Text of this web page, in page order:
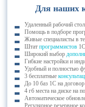
Для наших
Удаленный рабочий
Помощь в подборе
Живые специалисты в
Штат программистов 1С
Широкий выбор
Гибкие настройки и
Удобный и полностью
3 бесплатные
До 10 баз 1С на
4 гб места на диске на
Автоматическое
Регулярное резервное